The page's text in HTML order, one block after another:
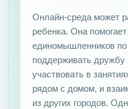
Онлайн-среда может
ребенка. Она
единомышленников по
поддерживать дружбу
участвовать в
рядом с домом, и
из других городов.